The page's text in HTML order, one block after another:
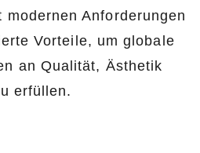
modernen Anforderungen
Vorteile, um globale
an Qualität, Ästhetik
erfüllen.